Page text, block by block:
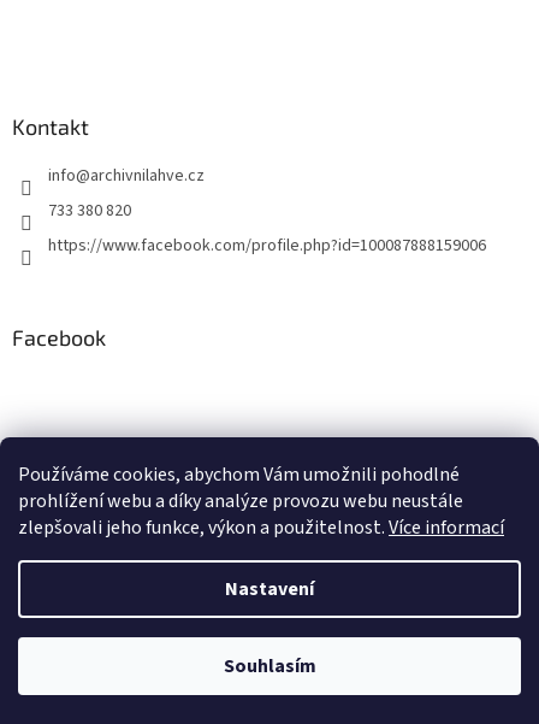
Používáme cookies, abychom Vám umožnili pohodlné
prohlížení webu a díky analýze provozu webu neustále
zlepšovali jeho funkce, výkon a použitelnost.Více informací
Nastavení
Souhlasím
Kontakt
info@archivnilahve.cz
733 380 820
https://www.facebook.com/profile.php?id=100087888159006
Facebook
ddd
Vytvořil Shoptet
www.archivnilahve.cz. Všechna práva vyhrazena.